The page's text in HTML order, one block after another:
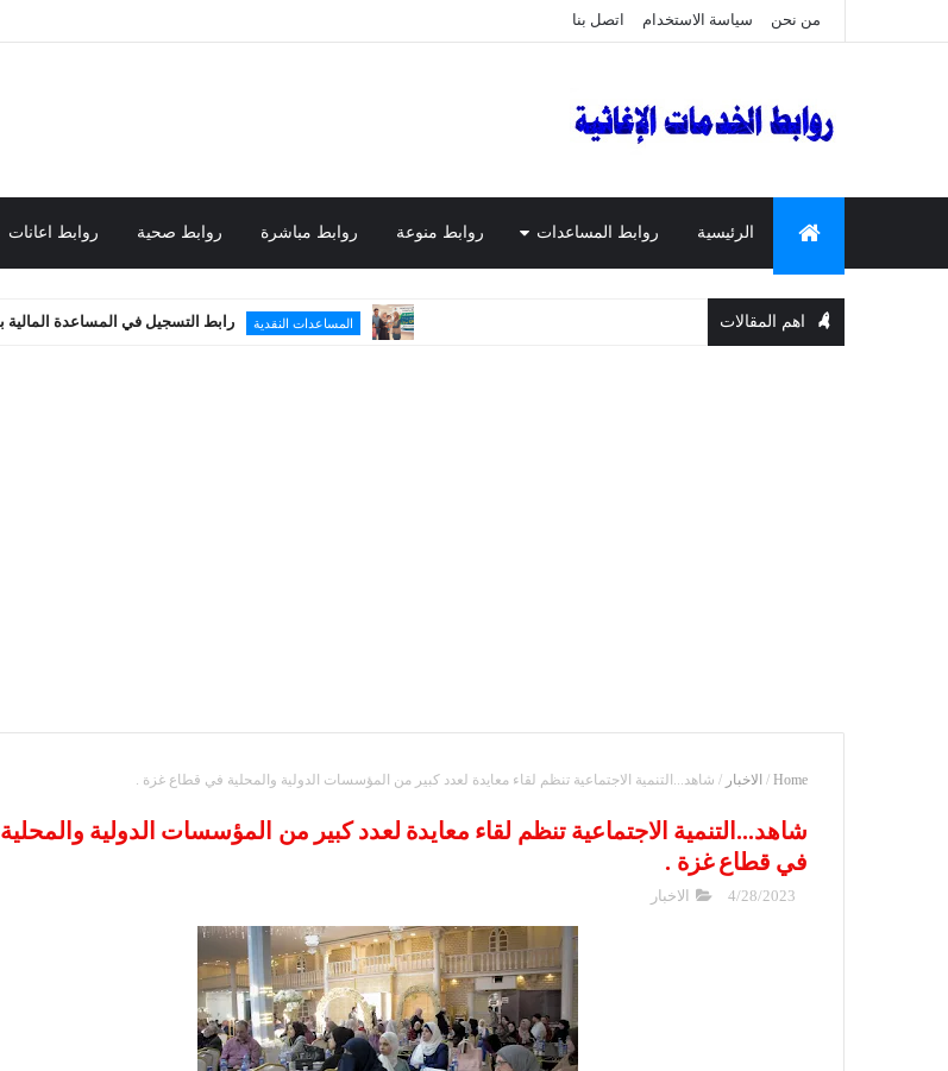
من نحن سياسة الاستخدام اتصل بنا
الرئيسية روابط المساعدات روابط منوعة روابط مباشرة روابط صحية روابط اعانات
اهم المقالات المساعدات النقدية رابط التسجيل في المساعدة المالية بقيمة 1250 شيكل
Home
/ الاخبار / شاهد...التنمية الاجتماعية تنظم لقاء معايدة لعدد كبير من المؤسسات الدولية والمحلية في قطاع غزة .
شاهد...التنمية الاجتماعية تنظم لقاء معايدة لعدد كبير من المؤسسات الدولية والمحلية
في قطاع غزة .
4/28/2023 الاخبار